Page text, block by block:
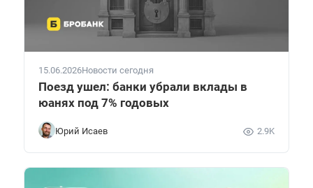
15.06.2026Новости сегодня
Поезд ушел: банки убрали вклады в
юанях под 7% годовых
Юрий Исаев 2.9K